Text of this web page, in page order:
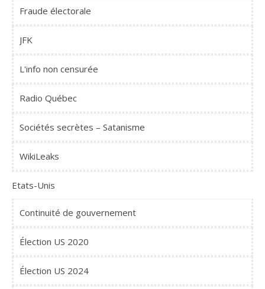
Fraude électorale
JFK
L'info non censurée
Radio Québec
Sociétés secrètes – Satanisme
WikiLeaks
Etats-Unis
Continuité de gouvernement
Élection US 2020
Élection US 2024